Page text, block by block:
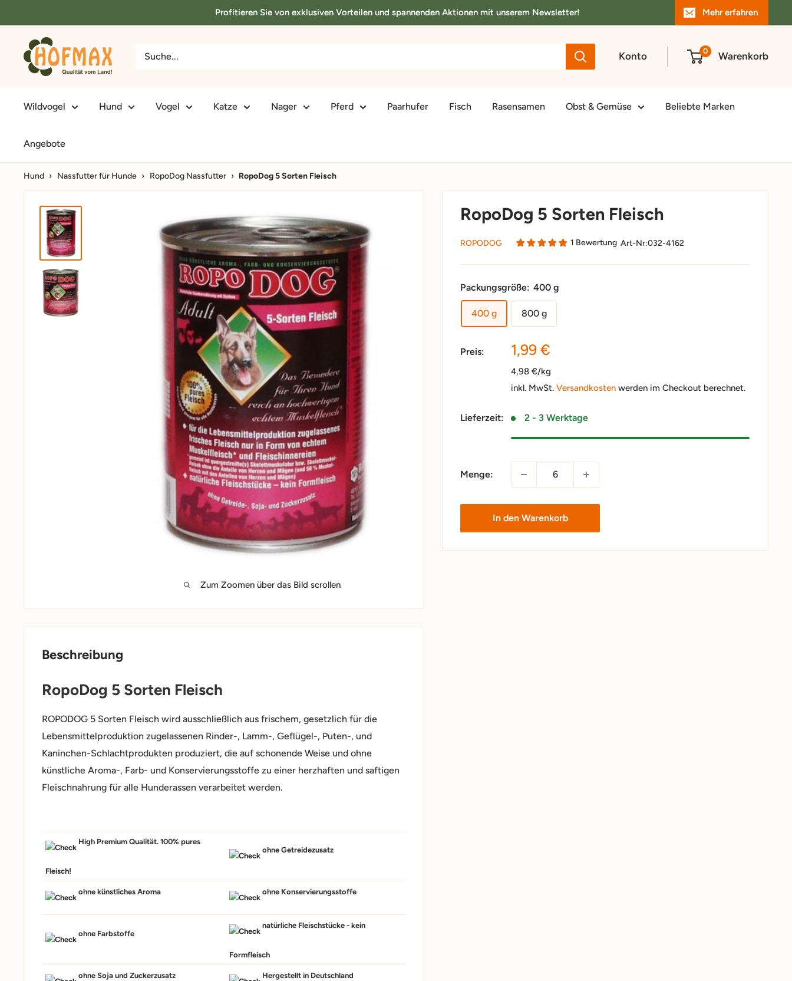
zum
Profitieren Sie von exklusiven Vorteilen und spannenden Aktionen mit unserem Newsletter! Mehr erfahren
hofmax.de
Konto 0 Warenkorb
Wildvogel Hund Vogel Katze Nager Pferd Paarhufer Fisch Rasensamen Obst & Gemüse Beliebte Marken
Angebote
Hund › Nassfutter für Hunde › RopoDog Nassfutter › RopoDog 5 Sorten Fleisch
Zum Zoomen über das Bild scrollen
RopoDog 5 Sorten Fleisch
ROPODOG 1 Bewertung Art-Nr:032-4162
Packungsgröße: 400 g
400 g 800 g
Preis: Sonderpreis
1,99 €
4,98 €/kg
inkl. MwSt.Versandkosten werden im Checkout berechnet.
Lieferzeit: 2 - 3 Werktage
Menge:
In den Warenkorb
Beschreibung
RopoDog 5 Sorten Fleisch
ROPODOG 5 Sorten Fleisch wird ausschließlich aus frischem, gesetzlich für die
Lebensmittelproduktion zugelassenen Rinder-, Lamm-, Geflügel-, Puten-, und
Kaninchen-Schlachtprodukten produziert, die auf schonende Weise und ohne
künstliche Aroma-, Farb- und Konservierungsstoffe zu einer herzhaften und saftigen
Fleischnahrung für alle Hunderassen verarbeitet werden.
High Premium Qualität. 100% pures
Fleisch!
ohne Getreidezusatz
ohne künstliches Aroma ohne Konservierungsstoffe
ohne Farbstoffe
natürliche Fleischstücke - kein
Formfleisch
ohne Soja und Zuckerzusatz Hergestellt in Deutschland